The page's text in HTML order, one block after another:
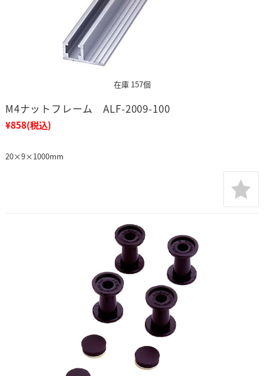
在庫 157個
M4ナットフレーム ALF-2009-100
¥858(税込)
20×9×1000mm